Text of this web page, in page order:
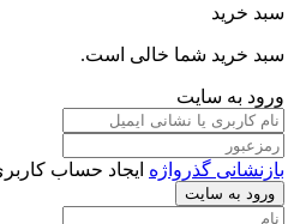
سبد خرید
سبد خرید شما خالی است.
ورود به سایت
بازنشانی گذرواژه ایجاد حساب
ورود به سایت